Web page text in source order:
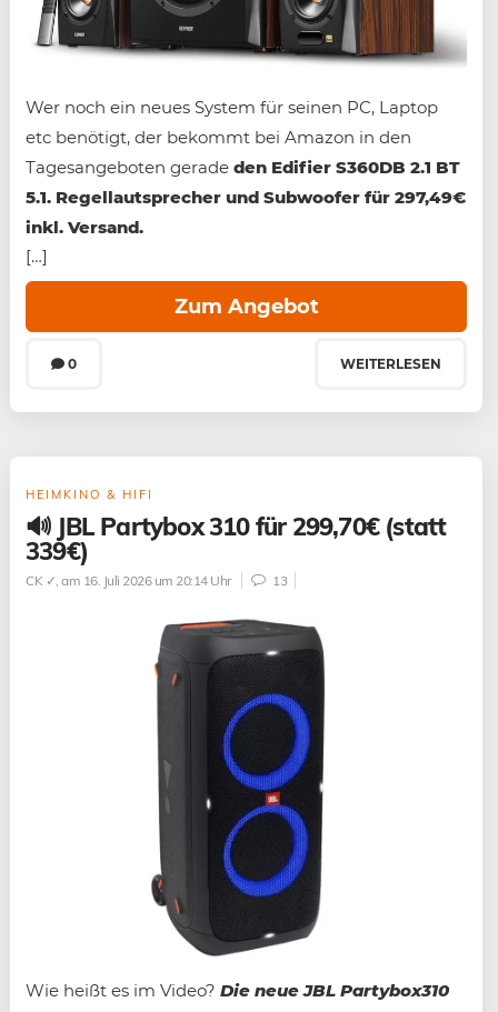
Wer noch ein neues System für seinen PC, Laptop
etc benötigt, der bekommt bei Amazon in den
Tagesangeboten gerade den Edifier S360DB 2.1 BT
5.1. Regellautsprecher und Subwoofer für 297,49€
inkl. Versand.
[…]
0
Zum Angebot
WEITERLESEN
HEIMKINO & HIFI
🔊 JBL Partybox 310 für 299,70€ (statt
339€)
CK ✓ , am 16. Juli 2026 um 20:14 Uhr 13
Wie heißt es im Video? Die neue JBL Partybox310